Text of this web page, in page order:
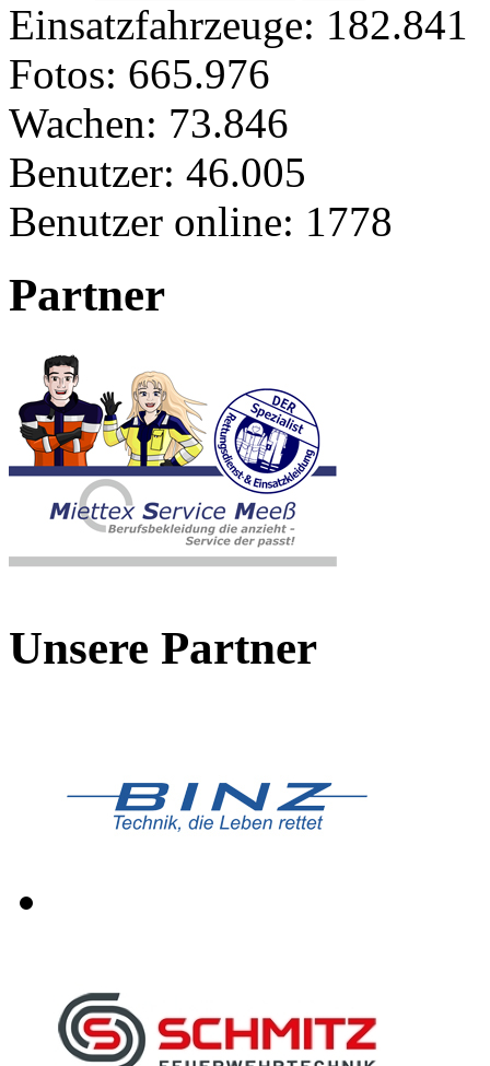
Einsatzfahrzeuge: 182.841
Fotos: 665.976
Wachen: 73.846
Benutzer: 46.005
Benutzer online: 1778
Partner
Unsere Partner